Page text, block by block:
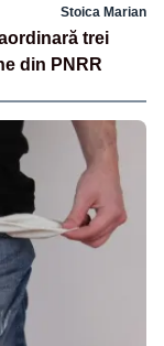
Stoica Marian
trei
din PNRR